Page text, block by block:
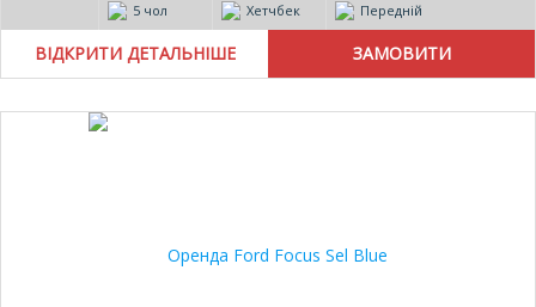
5 чол Хетчбек Передній
ВІДКРИТИ ДЕТАЛЬНІШЕ